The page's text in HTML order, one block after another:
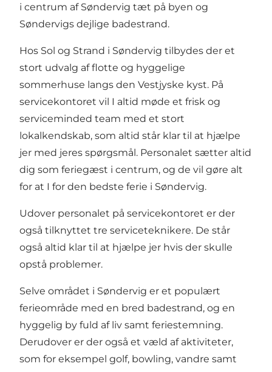
i centrum af Søndervig tæt på byen og
Søndervigs dejlige badestrand.
Hos Sol og Strand i Søndervig tilbydes der et
stort udvalg af flotte og hyggelige
sommerhuse langs den Vestjyske kyst. På
servicekontoret vil I altid møde et frisk og
serviceminded team med et stort
lokalkendskab, som altid står klar til at hjælpe
jer med jeres spørgsmål. Personalet sætter altid
dig som feriegæst i centrum, og de vil gøre alt
for at I for den bedste ferie i Søndervig.
Udover personalet på servicekontoret er der
også tilknyttet tre serviceteknikere. De står
også altid klar til at hjælpe jer hvis der skulle
opstå problemer.
Selve området i Søndervig er et populært
ferieområde med en bred badestrand, og en
hyggelig by fuld af liv samt feriestemning.
Derudover er der også et væld af aktiviteter,
som for eksempel golf, bowling, vandre samt